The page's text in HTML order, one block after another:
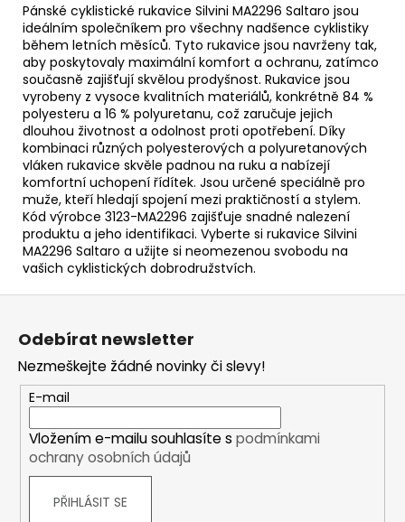
Pánské cyklistické rukavice Silvini MA2296 Saltaro jsou
ideálním společníkem pro všechny nadšence cyklistiky
během letních měsíců. Tyto rukavice jsou navrženy tak,
aby poskytovaly maximální komfort a ochranu, zatímco
současně zajišťují skvělou prodyšnost. Rukavice jsou
vyrobeny z vysoce kvalitních materiálů, konkrétně 84 %
polyesteru a 16 % polyuretanu, což zaručuje jejich
dlouhou životnost a odolnost proti opotřebení. Díky
kombinaci různých polyesterových a polyuretanových
vláken rukavice skvěle padnou na ruku a nabízejí
komfortní uchopení řídítek. Jsou určené speciálně pro
muže, kteří hledají spojení mezi praktičností a stylem.
Kód výrobce 3123-MA2296 zajišťuje snadné nalezení
produktu a jeho identifikaci. Vyberte si rukavice Silvini
MA2296 Saltaro a užijte si neomezenou svobodu na
vašich cyklistických dobrodružstvích.
Z
Odebírat newsletter
Nezmeškejte žádné novinky či slevy!
E-mail
Vložením e-mailu souhlasíte s podmínkami
ochrany osobních údajů
PŘIHLÁSIT SE